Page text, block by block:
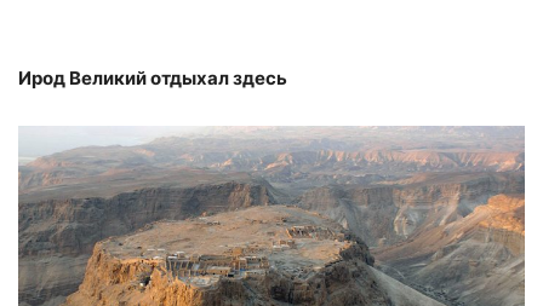
Ирод Великий отдыхал здесь